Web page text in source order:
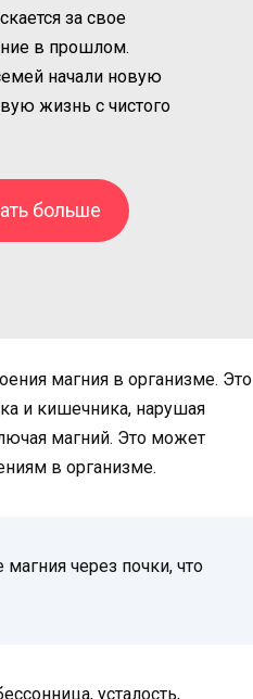
за свое
в прошлом.
начали новую
жизнь с чистого
больше
магния в организме. Это
и кишечника, нарушая
магний. Это может
в организме.
через почки, что
усталость,